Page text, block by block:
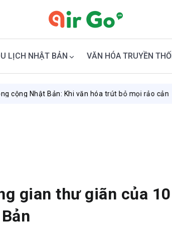
LỊCH NHẬT BẢN VĂN HÓA TRUYỀN
Khi văn hóa trút bỏ mọi rảo cản August
gian thư giãn của